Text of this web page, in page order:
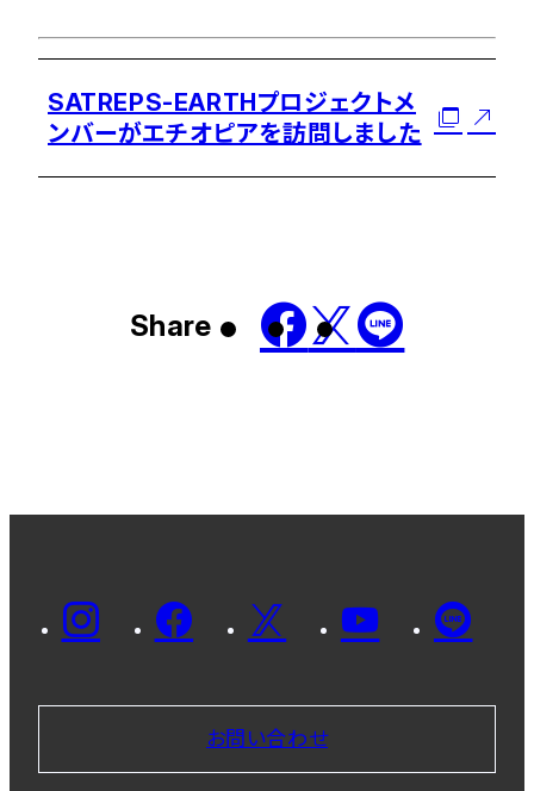
SATREPS-EARTHプロジェクトメ
ンバーがエチオピアを訪問しました
Share
お問い合わせ